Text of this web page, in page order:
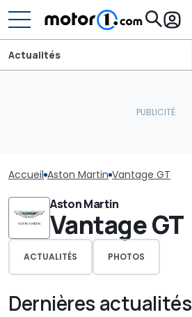
Actualités
Accueil Aston Martin Vantage GT
Aston Martin
Vantage GT
ACTUALITÉS PHOTOS
Dernières actualités